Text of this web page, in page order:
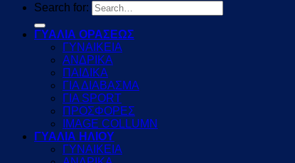
Search for:
ΓΥΑΛΙΑ ΟΡΑΣΕΩΣ
ΓΥΝΑΙΚΕΙΑ
ΑΝΔΡΙΚΑ
ΠΑΙΔΙΚΑ
ΓΙΑ ΔΙΑΒΑΣΜΑ
ΓΙΑ SPORT
ΠΡΟΣΦΟΡΕΣ
IMAGE COLLUMN
ΓΥΑΛΙΑ ΗΛΙΟΥ
ΓΥΝΑΙΚΕΙΑ